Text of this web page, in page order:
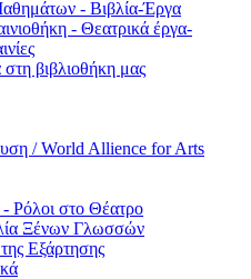
- Βιβλία-Έργα
- Θεατρικά έργα-
βιβλιοθήκη μας
/ World Allience for Arts
Ρόλοι στο Θέατρο
Ξένων Γλωσσών
Εξάρτησης